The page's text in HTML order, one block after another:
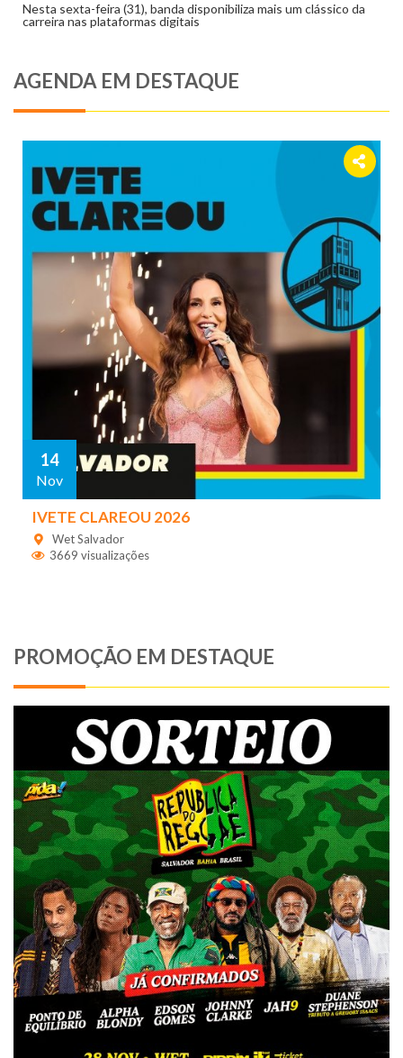
Nesta sexta-feira (31), banda disponibiliza mais um clássico da
carreira nas plataformas digitais
AGENDA EM DESTAQUE
14
Nov
IVETE CLAREOU 2026
Wet Salvador
3669 visualizações
PROMOÇÃO EM DESTAQUE